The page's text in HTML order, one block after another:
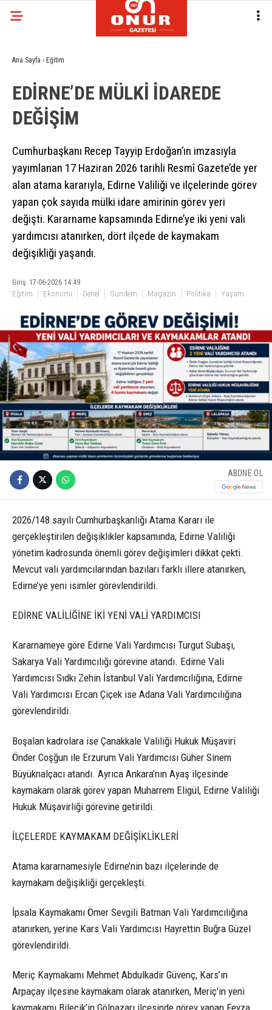
Ana Sayfa › Eğitim
EDİRNE’DE MÜLKİ İDAREDE
DEĞİŞİM
Cumhurbaşkanı Recep Tayyip Erdoğan’ın imzasıyla
yayımlanan 17 Haziran 2026 tarihli Resmî Gazete’de yer
alan atama kararıyla, Edirne Valiliği ve ilçelerinde görev
yapan çok sayıda mülki idare amirinin görev yeri
değişti. Kararname kapsamında Edirne’ye iki yeni vali
yardımcısı atanırken, dört ilçede de kaymakam
değişikliği yaşandı.
Giriş: 17-06-2026 14:49
Eğitim Ekonomi Genel Gündem Magazin Politika Yaşam
ABONE OL
2026/148 sayılı Cumhurbaşkanlığı Atama Kararı ile
gerçekleştirilen değişiklikler kapsamında, Edirne Valiliği
yönetim kadrosunda önemli görev değişimleri dikkat çekti.
Mevcut vali yardımcılarından bazıları farklı illere atanırken,
Edirne’ye yeni isimler görevlendirildi.
EDİRNE VALİLİĞİNE İKİ YENİ VALİ YARDIMCISI
Kararnameye göre Edirne Vali Yardımcısı Turgut Subaşı,
Sakarya Vali Yardımcılığı görevine atandı. Edirne Vali
Yardımcısı Sıdkı Zehin İstanbul Vali Yardımcılığına, Edirne
Vali Yardımcısı Ercan Çiçek ise Adana Vali Yardımcılığına
görevlendirildi.
Boşalan kadrolara ise Çanakkale Valiliği Hukuk Müşaviri
Önder Coşğun ile Erzurum Vali Yardımcısı Güher Sinem
Büyüknalçacı atandı. Ayrıca Ankara’nın Ayaş ilçesinde
kaymakam olarak görev yapan Muharrem Eligül, Edirne Valiliği
Hukuk Müşavirliği görevine getirildi.
İLÇELERDE KAYMAKAM DEĞİŞİKLİKLERİ
Atama kararnamesiyle Edirne’nin bazı ilçelerinde de
kaymakam değişikliği gerçekleşti.
İpsala Kaymakamı Ömer Sevgili Batman Vali Yardımcılığına
atanırken, yerine Kars Vali Yardımcısı Hayrettin Buğra Güzel
görevlendirildi.
Meriç Kaymakamı Mehmet Abdulkadir Güvenç, Kars’ın
Arpaçay ilçesine kaymakam olarak atanırken, Meriç’in yeni
kaymakamı Bilecik’in Gölpazarı ilçesinde görev yapan Feyza